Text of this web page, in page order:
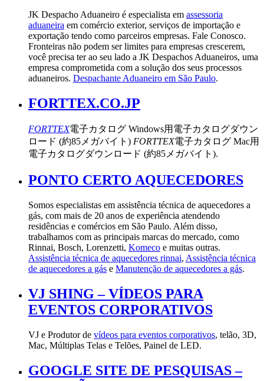
JK Despacho Aduaneiro é especialista em assessoria
aduaneira em comércio exterior, serviços de importação e
exportação tendo como parceiros empresas. Fale Conosco.
Fronteiras não podem ser limites para empresas crescerem,
você precisa ter ao seu lado a JK Despachos Aduaneiros, uma
empresa comprometida com a solução dos seus processos
aduaneiros. Despachante Aduaneiro em São Paulo.
FORTTEX.CO.JP
FORTTEX電子カタログ Windows用電子カタログダウン
ロード (約85メガバイト) FORTTEX電子カタログ Mac用
電子カタログダウンロード (約85メガバイト).
PONTO CERTO AQUECEDORES
Somos especialistas em assistência técnica de aquecedores a
gás, com mais de 20 anos de experiência atendendo
residências e comércios em São Paulo. Além disso,
trabalhamos com as principais marcas do mercado, como
Rinnai, Bosch, Lorenzetti, Komeco e muitas outras.
Assistência técnica de aquecedores rinnai, Assistência técnica
de aquecedores a gás e Manutenção de aquecedores a gás.
VJ SHING – VÍDEOS PARA
EVENTOS CORPORATIVOS
VJ e Produtor de vídeos para eventos corporativos, telão, 3D,
Mac, Múltiplas Telas e Telões, Painel de LED.
GOOGLE SITE DE PESQUISAS –